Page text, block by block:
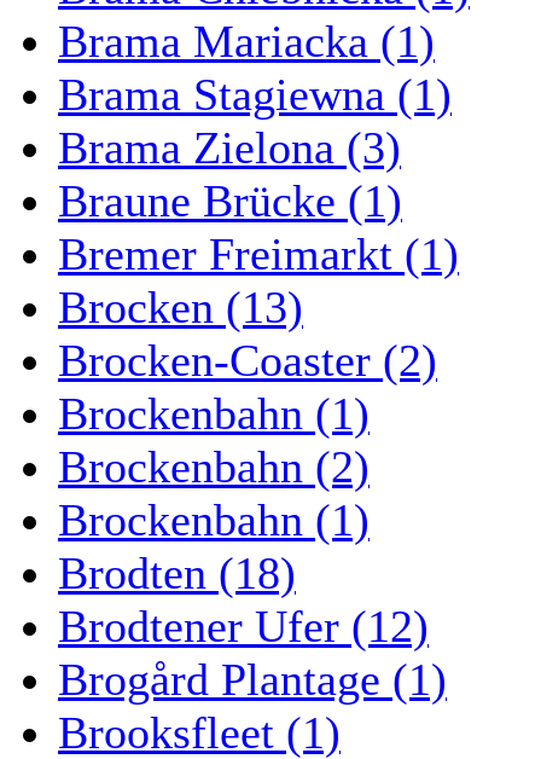
Brama Mariacka (1)
Brama Stagiewna (1)
Brama Zielona (3)
Braune Brücke (1)
Bremer Freimarkt (1)
Brocken (13)
Brocken-Coaster (2)
Brockenbahn (1)
Brockenbahn (2)
Brockenbahn (1)
Brodten (18)
Brodtener Ufer (12)
Brogård Plantage (1)
Brooksfleet (1)